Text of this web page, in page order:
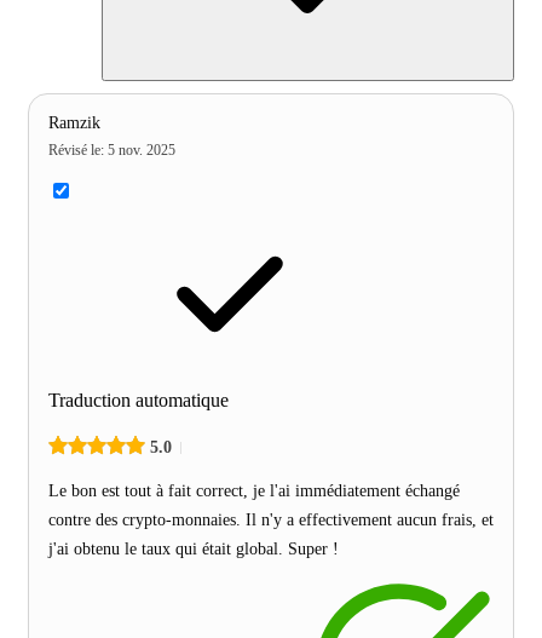
Ramzik
Révisé le: 5 nov. 2025
Traduction automatique
5.0
Le bon est tout à fait correct, je l'ai immédiatement échangé
contre des crypto-monnaies. Il n'y a effectivement aucun frais, et
j'ai obtenu le taux qui était global. Super !